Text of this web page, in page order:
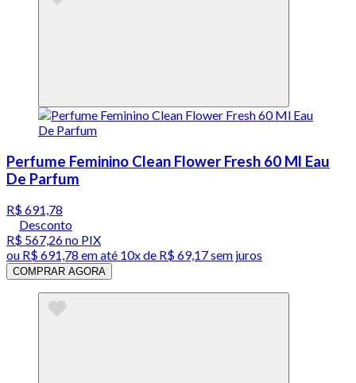
Perfume Feminino Clean Flower Fresh 60 Ml Eau
De Parfum
R$ 691,78
Desconto
R$ 567,26no PIX
ou R$ 691,78 em até 10x de R$ 69,17 sem juros
COMPRAR AGORA